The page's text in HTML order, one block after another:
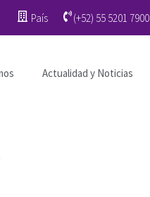
País (+52) 55 5201 7900
Actualidad y Noticias